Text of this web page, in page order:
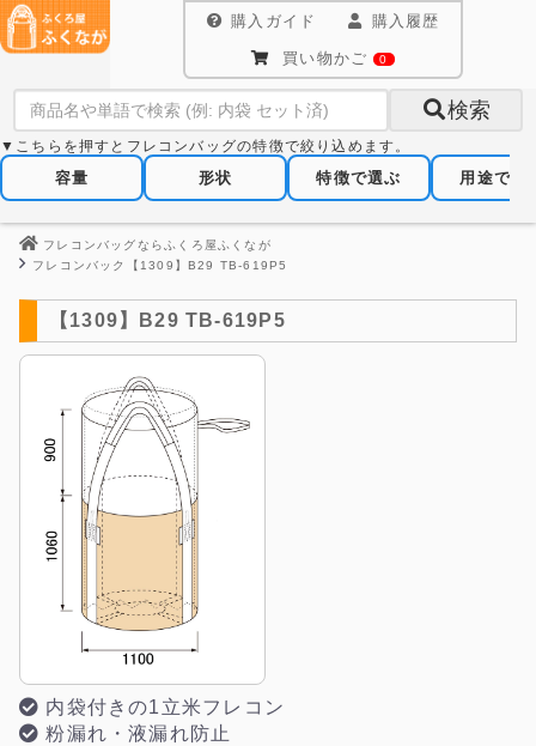
購入ガイド 購入履歴
買い物かご 0
検索
▼こちらを押すとフレコンバッグの特徴で絞り込めます。
容量 形状 特徴で選ぶ 用途で選
フレコンバッグならふくろ屋ふくなが
フレコンバック【1309】B29 TB-619P5
【1309】B29 TB-619P5
内袋付きの1立米フレコン
粉漏れ・液漏れ防止